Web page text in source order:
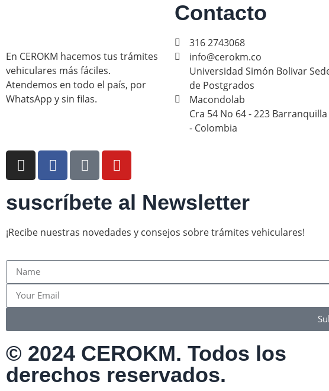
En CEROKM hacemos tus trámites
vehiculares más fáciles.
Atendemos en todo el país, por
WhatsApp y sin filas.
Contacto
316 2743068
info@cerokm.co
Universidad Simón Bolivar
de Postgrados
Macondolab
Cra 54 No 64 - 223 Barranquilla
- Colombia
suscríbete al Newsletter
¡Recibe nuestras novedades y consejos sobre trámites vehiculares!
© 2024 CEROKM. Todos los
derechos reservados.